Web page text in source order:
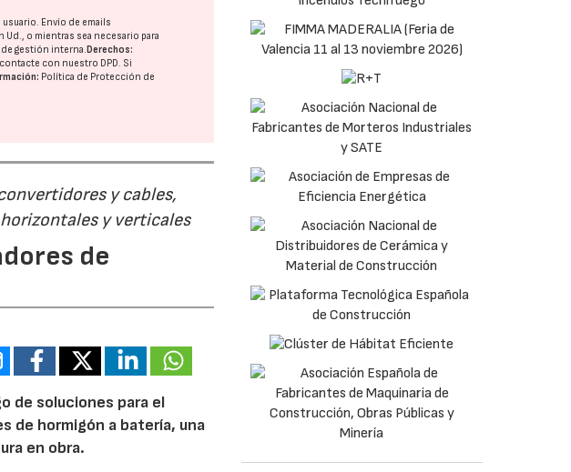
Envío de emails
o mientras sea necesario para
gestión interna. Derechos:
contacte con nuestro DPD. Si
Política de Protección de
y cables,
y verticales
de
de soluciones para el
de hormigón a batería, una
en obra.